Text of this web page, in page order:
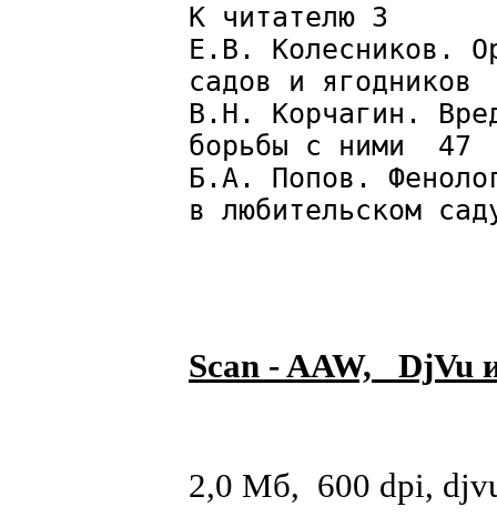
К читателю 3
Е.В. Колесников.
садов и
В.Н. Корчагин.
борьбы с ними 47
Б.А. Попов.
в любительском
Scan - AAW, DjVu
2,0 Мб, 600 dpi,